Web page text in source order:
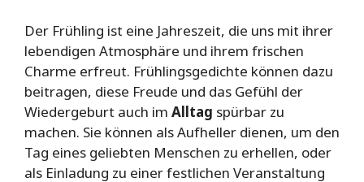
Der Frühling ist eine Jahreszeit, die uns mit ihrer
lebendigen Atmosphäre und ihrem frischen
Charme erfreut. Frühlingsgedichte können dazu
beitragen, diese Freude und das Gefühl der
Wiedergeburt auch im Alltag spürbar zu
machen. Sie können als Aufheller dienen, um den
Tag eines geliebten Menschen zu erhellen, oder
als Einladung zu einer festlichen Veranstaltung